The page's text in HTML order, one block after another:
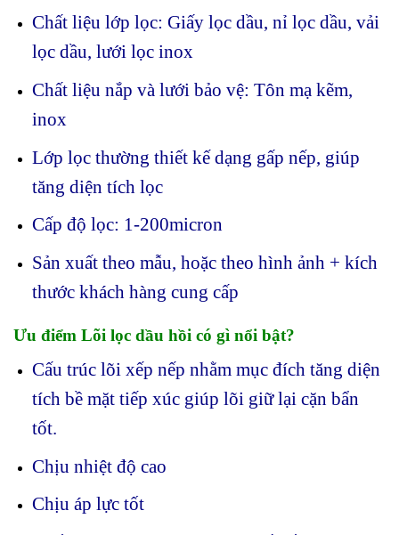
Chất liệu lớp lọc: Giấy lọc dầu, nỉ lọc dầu, vải
lọc dầu, lưới lọc inox
Chất liệu nắp và lưới bảo vệ: Tôn mạ kẽm,
inox
Lớp lọc thường thiết kế dạng gấp nếp, giúp
tăng diện tích lọc
Cấp độ lọc: 1-200micron
Sản xuất theo mẫu, hoặc theo hình ảnh + kích
thước khách hàng cung cấp
Ưu điểm Lõi lọc dầu hồi có gì nổi bật?
Cấu trúc lõi xếp nếp nhằm mục đích tăng diện
tích bề mặt tiếp xúc giúp lõi giữ lại cặn bẩn
tốt.
Chịu nhiệt độ cao
Chịu áp lực tốt